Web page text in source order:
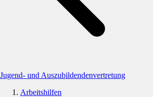
Jugend- und Auszubildendenvertretung
Arbeitshilfen